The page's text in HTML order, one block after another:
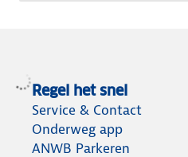
Regel het snel
Service & Contact
Onderweg app
ANWB Parkeren